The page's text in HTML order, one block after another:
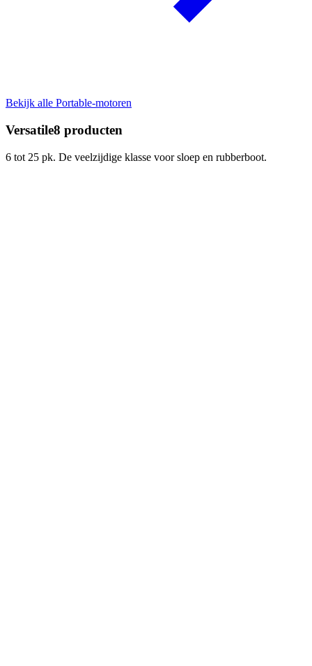
Bekijk alle Portable-motoren
Versatile8 producten
6 tot 25 pk. De veelzijdige klasse voor sloep en rubberboot.